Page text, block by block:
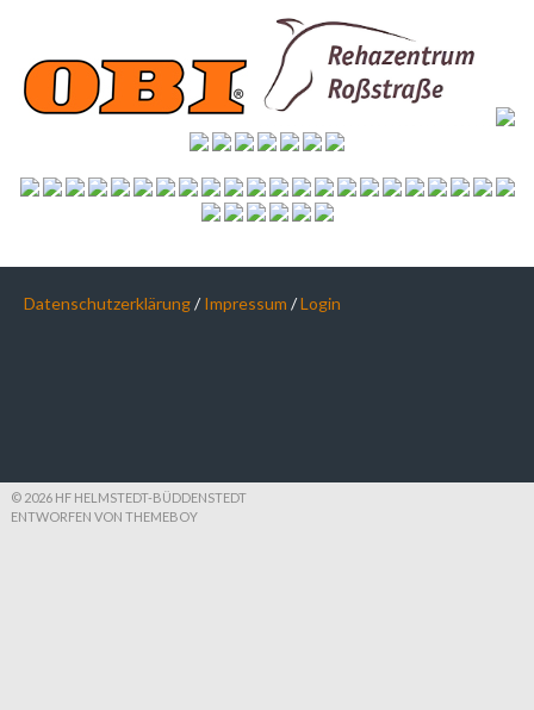
Datenschutzerklärung/Impressum /Login
© 2026 HF HELMSTEDT-BÜDDENSTEDT
ENTWORFEN VON THEMEBOY